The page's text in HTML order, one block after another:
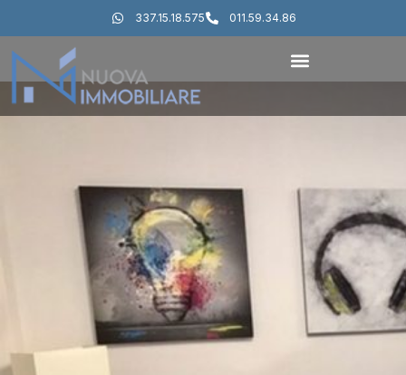
337.15.18.575 011.59.34.86